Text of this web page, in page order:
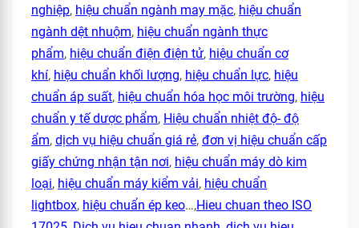
nghiệp, hiệu chuẩn ngành may mặc, hiệu chuẩn
ngành dệt nhuộm, hiệu chuẩn ngành thực
phẩm, hiệu chuẩn điện điện tử, hiệu chuẩn cơ
khí, hiệu chuẩn khối lượng, hiệu chuẩn lực, hiệu
chuẩn áp suất, hiệu chuẩn hóa học môi trường, hiệu
chuẩn y tế dược phẩm, Hiệu chuẩn nhiệt độ- độ
ẩm, dịch vụ hiệu chuẩn giá rẻ, đơn vị hiệu chuẩn cấp
giấy chứng nhận tận nơi, hiệu chuẩn máy dò kim
loại, hiệu chuẩn máy kiểm vải, hiệu chuẩn
lightbox, hiệu chuẩn ép keo…,Hieu chuan theo ISO